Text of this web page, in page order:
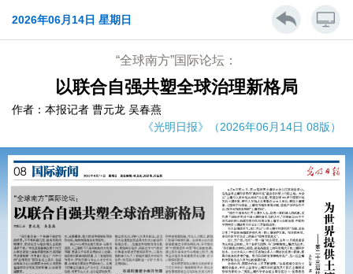
2026年06月14日 星期日
“全球南方”国际论坛：
以联合自强共塑全球治理新格局
作者：本报记者 曹元龙 吴春燕
《光明日报》（2026年06月14日 08版）